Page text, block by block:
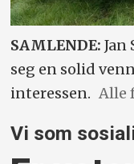
SAMLENDE: Jan
seg en solid
interessen. Alle
Vi som